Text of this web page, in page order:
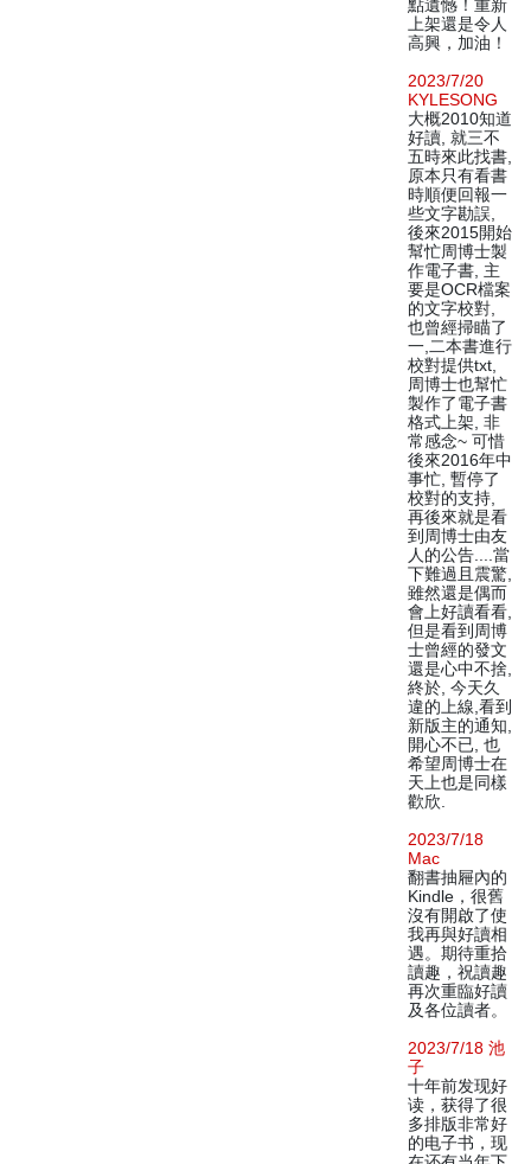
點遺憾！重新
上架還是令人
高興，加油！
2023/7/20
KYLESONG
大概2010知道
好讀, 就三不
五時來此找書,
原本只有看書
時順便回報一
些文字勘誤,
後來2015開始
幫忙周博士製
作電子書, 主
要是OCR檔案
的文字校對,
也曾經掃瞄了
一,二本書進行
校對提供txt,
周博士也幫忙
製作了電子書
格式上架, 非
常感念~ 可惜
後來2016年中
事忙, 暫停了
校對的支持,
再後來就是看
到周博士由友
人的公告....當
下難過且震驚,
雖然還是偶而
會上好讀看看,
但是看到周博
士曾經的發文
還是心中不捨,
終於, 今天久
違的上線,看到
新版主的通知,
開心不已, 也
希望周博士在
天上也是同樣
歡欣.
2023/7/18
Mac
翻書抽屜內的
Kindle，很舊
沒有開啟了使
我再與好讀相
遇。期待重拾
讀趣，祝讀趣
再次重臨好讀
及各位讀者。
2023/7/18 池
子
十年前发现好
读，获得了很
多排版非常好
的电子书，现